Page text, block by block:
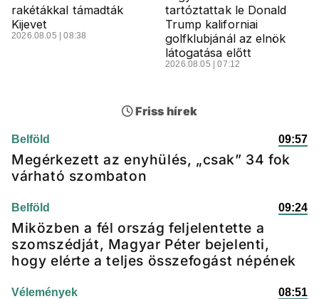
rakétákkal támadták
Kijevet
2026.08.05 | 08:38
tartóztattak le Donald
Trump kaliforniai
golfklubjánál az elnök
látogatása előtt
2026.08.05 | 07:12
Friss hírek
Belföld 09:57
Megérkezett az enyhülés, „csak” 34 fok
várható szombaton
Belföld 09:24
Miközben a fél ország feljelentette a
szomszédját, Magyar Péter bejelenti,
hogy elérte a teljes összefogást népének
Vélemények 08:51